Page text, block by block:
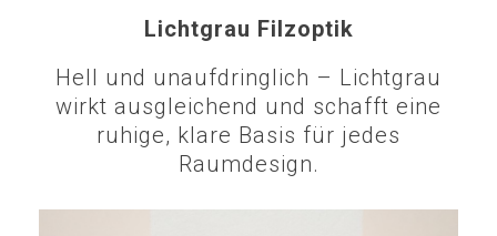
Lichtgrau Filzoptik
Hell und unaufdringlich – Lichtgrau
wirkt ausgleichend und schafft eine
ruhige, klare Basis für jedes
Raumdesign.